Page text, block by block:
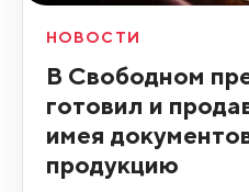
НОВОСТИ
В Свободном
готовил и
имея
продукцию